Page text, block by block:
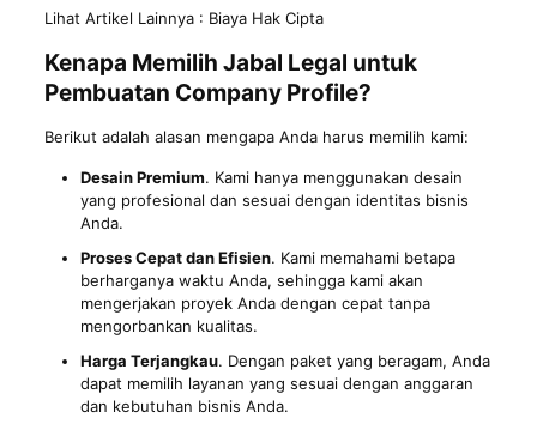
Lihat Artikel Lainnya : Biaya Hak Cipta
Kenapa Memilih Jabal Legal untuk
Pembuatan Company Profile?
Berikut adalah alasan mengapa Anda harus memilih kami:
Desain Premium. Kami hanya menggunakan desain
yang profesional dan sesuai dengan identitas bisnis
Anda.
Proses Cepat dan Efisien. Kami memahami betapa
berharganya waktu Anda, sehingga kami akan
mengerjakan proyek Anda dengan cepat tanpa
mengorbankan kualitas.
Harga Terjangkau. Dengan paket yang beragam, Anda
dapat memilih layanan yang sesuai dengan anggaran
dan kebutuhan bisnis Anda.